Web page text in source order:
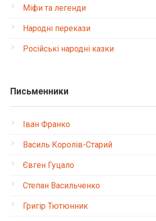
Міфи та легенди
Народні перекази
Російські народні казки
Письменники
Іван Франко
Василь Королів-Старий
Євген Гуцало
Степан Васильченко
Григір Тютюнник